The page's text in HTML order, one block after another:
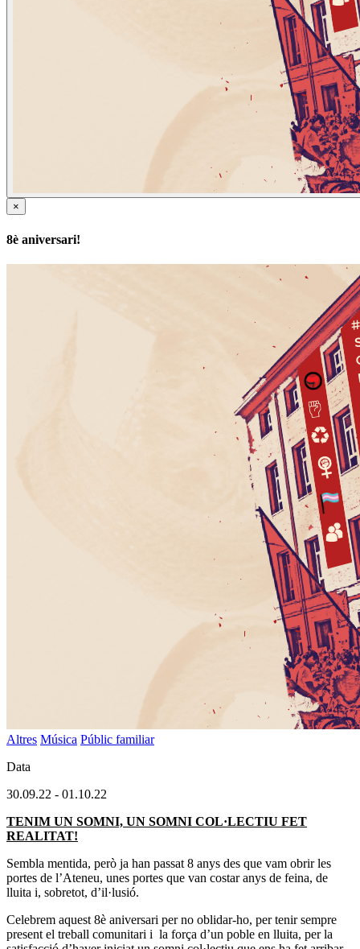
×
8è aniversari!
Altres Música Públic familiar
Data
30.09.22 - 01.10.22
TENIM UN SOMNI, UN SOMNI COL·LECTIU FET
REALITAT!
Sembla mentida, però ja han passat 8 anys des que vam obrir les
portes de l’Ateneu, unes portes que van costar anys de feina, de
lluita i, sobretot, d’il·lusió.
Celebrem aquest 8è aniversari per no oblidar-ho, per tenir sempre
present el treball comunitari i la força d’un poble en lluita, per la